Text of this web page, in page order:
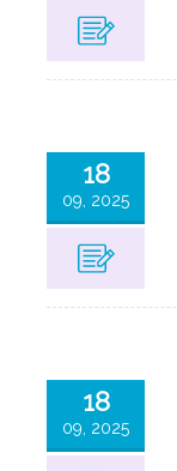
18
09, 2025
18
09, 2025